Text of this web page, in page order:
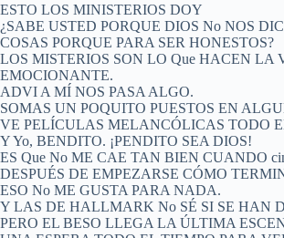
ESTO LOS MINISTERIOS DOY
¿SABE USTED PORQUE DIOS No NOS
COSAS PORQUE PARA SER HONESTOS?
LOS MISTERIOS SON LO Que HACEN LA
EMOCIONANTE.
ADVI A MÍ NOS PASA ALGO.
SOMAS UN POQUITO PUESTOS EN
VE PELÍCULAS MELANCÓLICAS TODO
Y Yo, BENDITO. ¡PENDITO SEA DIOS!
ES Que No ME CAE TAN BIEN CUANDO
DESPUÉS DE EMPEZARSE CÓMO
ESO No ME GUSTA PARA NADA.
Y LAS DE HALLMARK No SÉ SI SE HAN
PERO EL BESO LLEGA LA ÚLTIMA